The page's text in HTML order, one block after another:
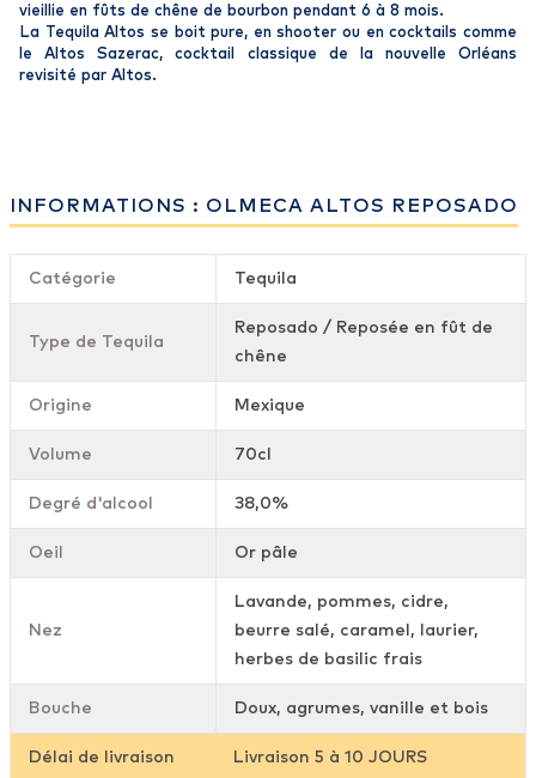
vieillie en fûts de chêne de bourbon pendant 6 à 8 mois.
La Tequila Altos se boit pure, en shooter ou en cocktails comme
le Altos Sazerac, cocktail classique de la nouvelle Orléans
revisité par Altos.
INFORMATIONS : OLMECA ALTOS REPOSADO
Catégorie Tequila
Type de Tequila
Reposado / Reposée en fût de
chêne
Origine Mexique
Volume 70cl
Degré d'alcool 38,0%
Oeil Or pâle
Nez
Lavande, pommes, cidre,
beurre salé, caramel, laurier,
herbes de basilic frais
Bouche Doux, agrumes, vanille et bois
Délai de livraison Livraison 5 à 10 JOURS